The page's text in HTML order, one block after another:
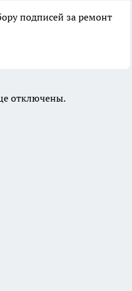
подписей за ремонт
отключены.